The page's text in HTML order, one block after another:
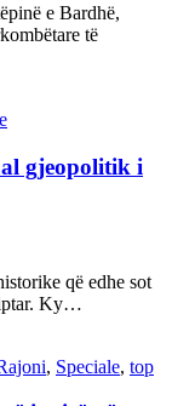
e Bardhë,
të
gjeopolitik i
që edhe sot
Ky…
, Speciale, top